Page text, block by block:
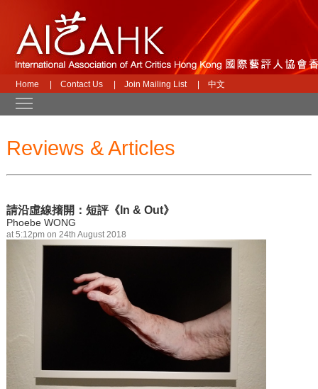
Home Contact Us Join Mailing List 中文
Reviews & Articles
請沿虛線撦開：短評《In & Out》
Phoebe WONG
at 5:12pm on 24th August 2018